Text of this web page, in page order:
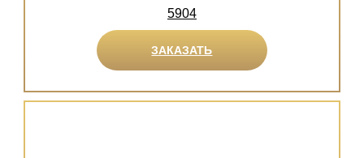
5904
ЗАКАЗАТЬ